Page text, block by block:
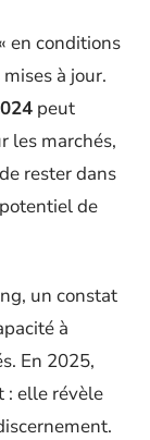
en conditions
à jour.
peut
les marchés,
rester dans
de
un constat
à
En 2025,
: elle révèle